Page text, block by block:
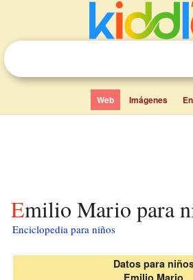
Web Imágenes
Emilio Mario para
Enciclopedia para niños
Datos para
Emilio Mario